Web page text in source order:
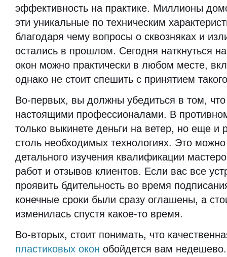
эффективность на практике. Миллионы
эти уникальные по техническим
благодаря чему вопросы о сквозняках и
остались в прошлом. Сегодня наткнуться
окон можно практически в любом месте,
однако не стоит спешить с принятием
Во-первых, вы должны убедиться в том,
настоящими профессионалами. В
только выкинете деньги на ветер, но еще и
столь необходимых технологиях. Это
детального изучения квалификации
работ и отзывов клиентов. Если вас все
проявить бдительность во время
конечные сроки были сразу оглашены, а
изменилась спустя какое-то время.
Во-вторых, стоит понимать, что
пластиковых окон обойдется вам